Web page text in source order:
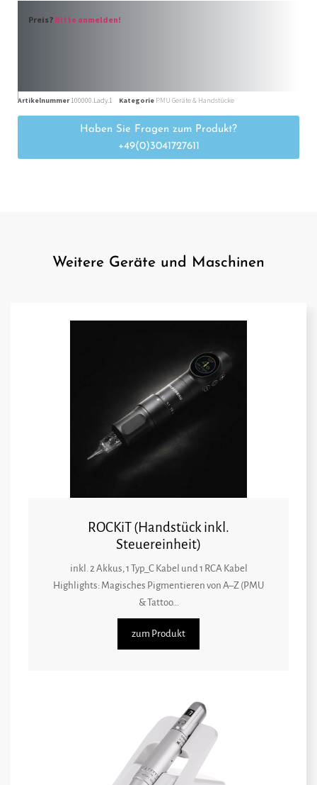
Preis? Bitte anmelden!
Artikelnummer100000.Lady.1 Kategorie PMU Geräte & Handstücke
Haben Sie Fragen zum Produkt?
+49(0)3041727611
Weitere Geräte und Maschinen
ROCKiT (Handstück inkl.
Steuereinheit)
inkl. 2 Akkus, 1 Typ_C Kabel und 1 RCA Kabel
Highlights: Magisches Pigmentieren von A–Z (PMU
& Tattoo...
zum Produkt